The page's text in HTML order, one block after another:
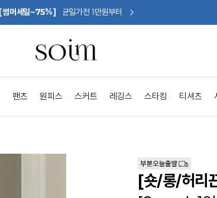
[썸머세일~75%] 균일가전 1만원부터
팬츠 원피스 스커트 레깅스 스타킹 티셔츠
[숏/롱/허리